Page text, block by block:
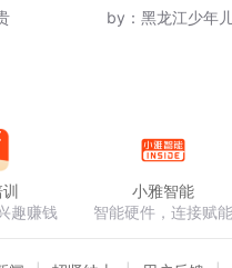
by： 黑龙江少年儿童出版
趣赚钱
小雅智能
智能硬件，连接赋能